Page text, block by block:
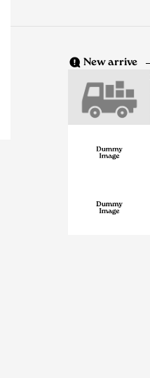
New arrive